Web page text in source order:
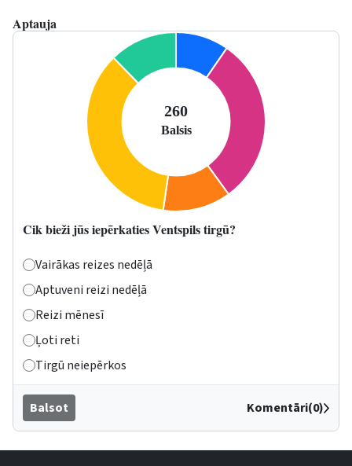
Aptauja
Cik bieži jūs iepērkaties Ventspils tirgū?
Vairākas reizes nedēļā
Aptuveni reizi nedēļā
Reizi mēnesī
Ļoti reti
Tirgū neiepērkos
Balsot Komentāri(0)